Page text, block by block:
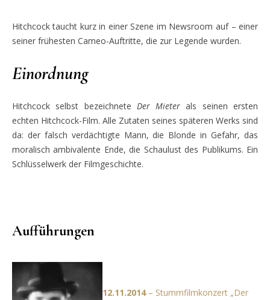
Hitchcock taucht kurz in einer Szene im Newsroom auf – einer
seiner frühesten Cameo-Auftritte, die zur Legende wurden.
Einordnung
Hitchcock selbst bezeichnete Der Mieter als seinen ersten
echten Hitchcock-Film. Alle Zutaten seines späteren Werks sind
da: der falsch verdächtigte Mann, die Blonde in Gefahr, das
moralisch ambivalente Ende, die Schaulust des Publikums. Ein
Schlüsselwerk der Filmgeschichte.
Aufführungen
12.11.2014– Stummfilmkonzert „Der